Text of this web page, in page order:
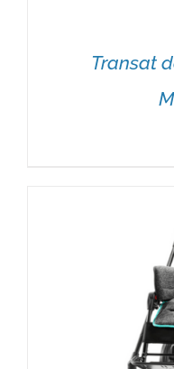
Transat